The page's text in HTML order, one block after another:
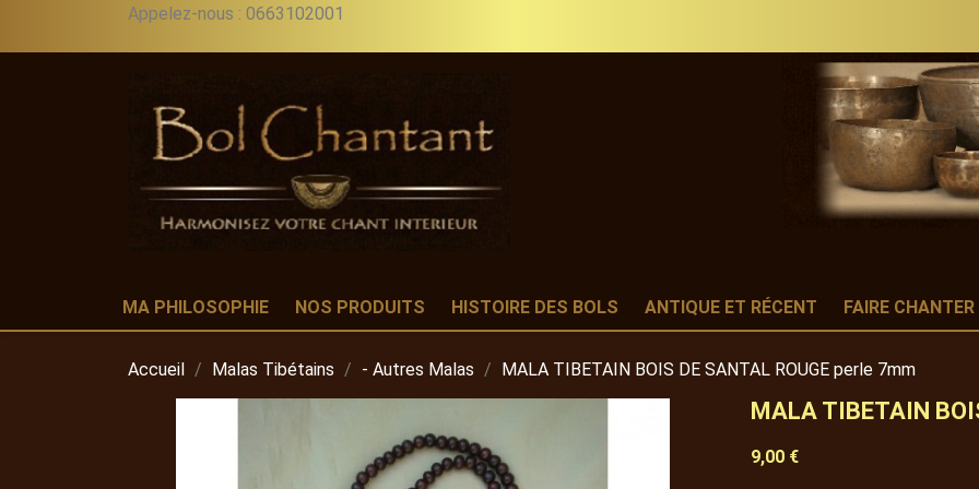
Appelez-nous : 0663102001
MA PHILOSOPHIE NOS PRODUITS HISTOIRE DES BOLS ANTIQUE ET RÉCENT FAIRE
Accueil Malas Tibétains - Autres Malas MALA TIBETAIN BOIS DE SANTAL ROUGE perle 7mm
MALA TIBETAIN
9,00 €